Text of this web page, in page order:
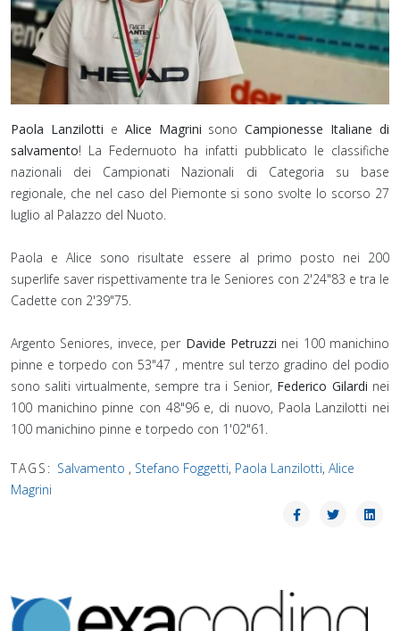
Paola Lanzilotti e Alice Magrini sonoCampionesse Italiane di
salvamento! ⁣La Federnuoto ha infatti pubblicato le classifiche
nazionali dei Campionati Nazionali di Categoria su base
regionale, che nel caso del Piemonte si sono svolte lo scorso 27
luglio al Palazzo del Nuoto.⁣
Paola e Alice sono risultate essere al primo posto nei 200
superlife saver rispettivamente tra le Seniores con 2'24"83 e tra le
Cadette con 2'39"75.⁣
Argento Seniores, invece, per Davide Petruzzi nei 100 manichino
pinne e torpedo con 53"47 , mentre sul terzo gradino del podio
sono saliti virtualmente, sempre tra i Senior, Federico Gilardi nei
100 manichino pinne con 48"96 e, di nuovo, Paola Lanzilotti nei
100 manichino pinne e torpedo con 1'02"61.
TAGS: Salvamento , Stefano Foggetti, Paola Lanzilotti, Alice
Magrini